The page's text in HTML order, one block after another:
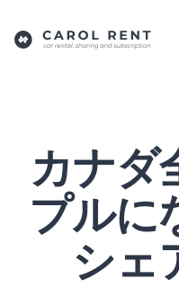
カナダ
プルに
シェ